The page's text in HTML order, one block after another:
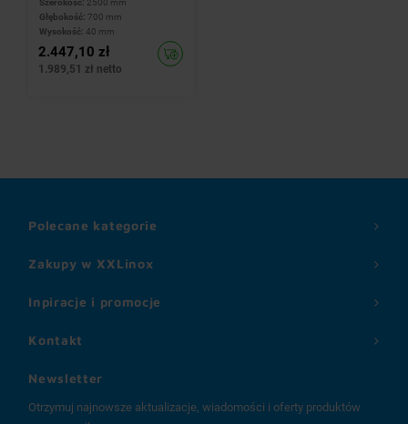
Głębokość: 700 mm
Wysokość: 40 mm
2.447,10 zł
1.989,51 zł netto
Zakupy w XXLinox
Inpiracje i promocje
Polecane kategorie
Kontakt
Newsletter
Otrzymuj najnowsze aktualizacje, wiadomości i oferty produktów